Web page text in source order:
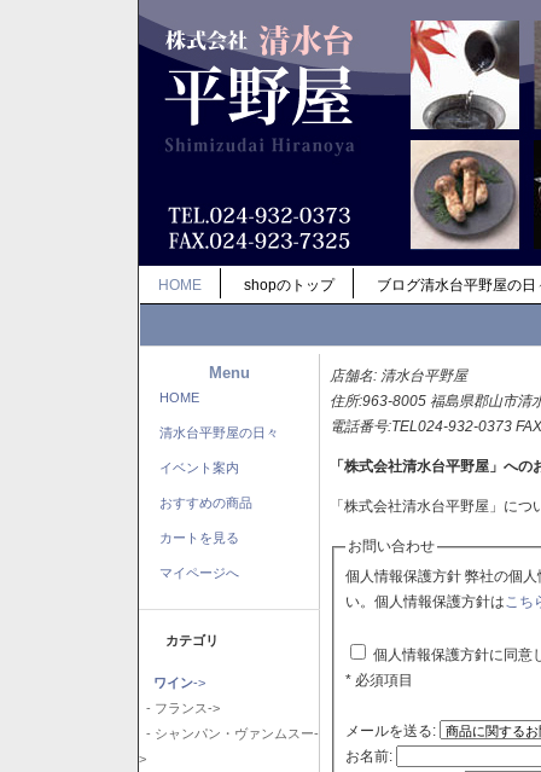
HOME shopのトップ ブログ清水台平野屋の日
Menu
HOME
清水台平野屋の日々
イベント案内
おすすめの商品
カートを見る
マイページへ
カテゴリ
ワイン->
- フランス->
- シャンパン・ヴァンムスー-
>
店舗名: 清水台平野屋
住所:963-8005 福島県郡山市清
電話番号:TEL024-932-0373
「株式会社清水台平野屋」への
「株式会社清水台平野屋」に
お問い合わせ
個人情報保護方針 弊社の個人情報保護方針に同意される場合はチェックボックスをクリックしてくださ
い。個人情報保護方針はこち
個人情報保護方針に同意
* 必須項目
メールを送る:
お名前: